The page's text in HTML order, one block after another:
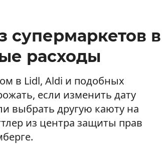
в
расходы
в Lidl, Aldi и подобных
если изменить дату
выбрать другую каюту на
из центра защиты прав